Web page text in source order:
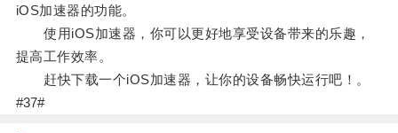
iOS加速器的功能。
使用iOS加速器，你可以更好地享受设备带来的乐趣，
提高工作效率。
赶快下载一个iOS加速器，让你的设备畅快运行吧！。
#37#